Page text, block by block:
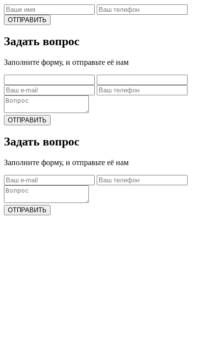
ОТПРАВИТЬ
Задать вопрос
Заполните форму, и отправьте её нам
ОТПРАВИТЬ
Задать вопрос
Заполните форму, и отправьте её нам
ОТПРАВИТЬ